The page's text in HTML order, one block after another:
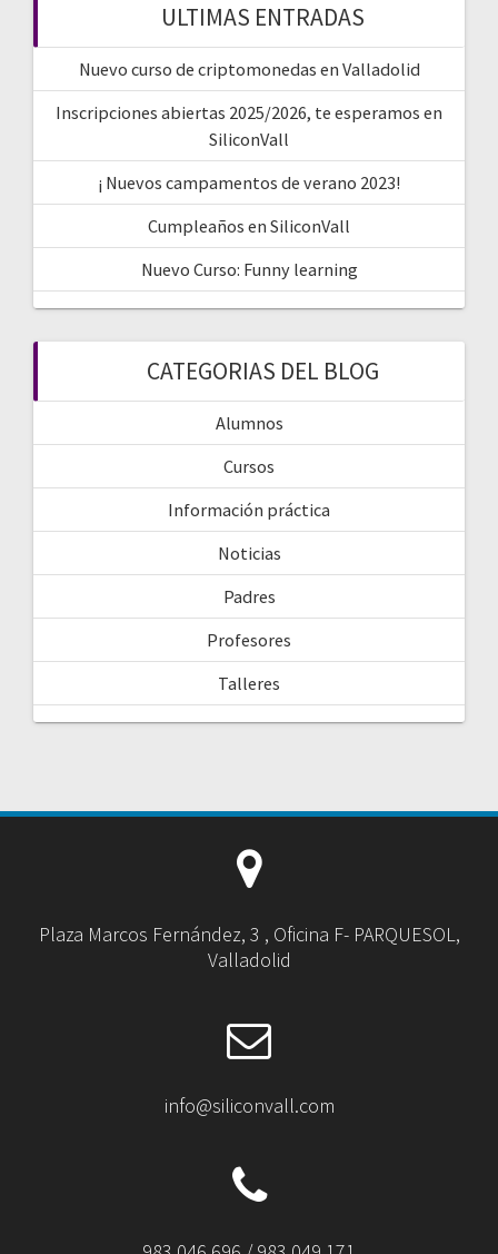
ULTIMAS ENTRADAS
Nuevo curso de criptomonedas en Valladolid
Inscripciones abiertas 2025/2026, te esperamos en
SiliconVall
¡ Nuevos campamentos de verano 2023!
Cumpleaños en SiliconVall
Nuevo Curso: Funny learning
CATEGORIAS DEL BLOG
Alumnos
Cursos
Información práctica
Noticias
Padres
Profesores
Talleres
Plaza Marcos Fernández, 3 , Oficina F- PARQUESOL,
Valladolid
info@siliconvall.com